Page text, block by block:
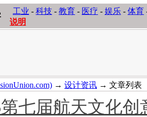
工业 - 科技 - 教育 - 医疗 - 娱乐 - 体育
说明
→ 设计资讯 → 文章列表
第七届航天文化